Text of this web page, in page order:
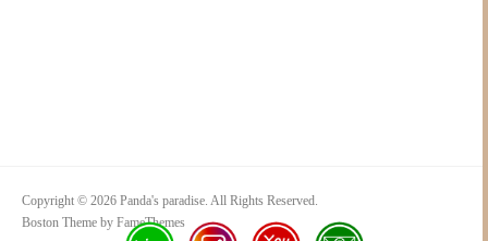
Copyright © 2026 Panda's paradise. All Rights Reserved.
Boston Theme by FameThemes